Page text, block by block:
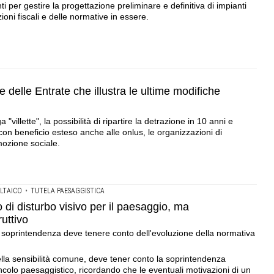
per gestire la progettazione preliminare e definitiva di impianti
fiscali e delle normative in essere.
delle Entrate che illustra le ultime modifiche
"villette", la possibilità di ripartire la detrazione in 10 anni e
beneficio esteso anche alle onlus, le organizzazioni di
sociale.
• TUTELA PAESAGGISTICA
di disturbo visivo per il paesaggio, ma
deve tenere conto dell'evoluzione della normativa
sensibilità comune, deve tener conto la soprintendenza
paesaggistico, ricordando che le eventuali motivazioni di un